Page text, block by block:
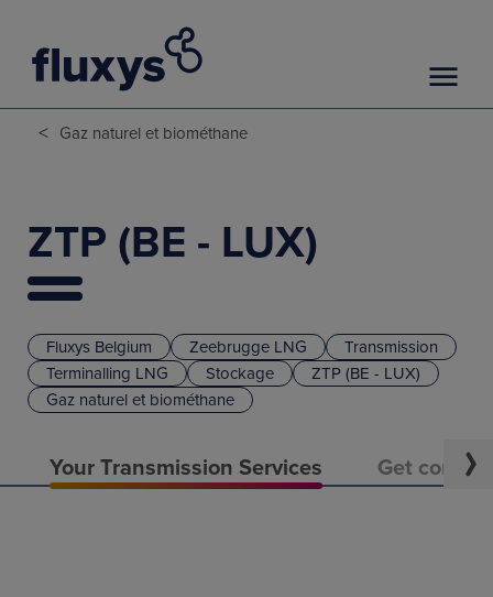
< Gaz naturel et biométhane
Fluxys Belgium Zeebrugge LNG
Transmission
Terminalling LNG
Stockage
ZTP (BE - LUX)
Gaz naturel et biométhane
ZTP (BE - LUX)
Your Transmission Services Get